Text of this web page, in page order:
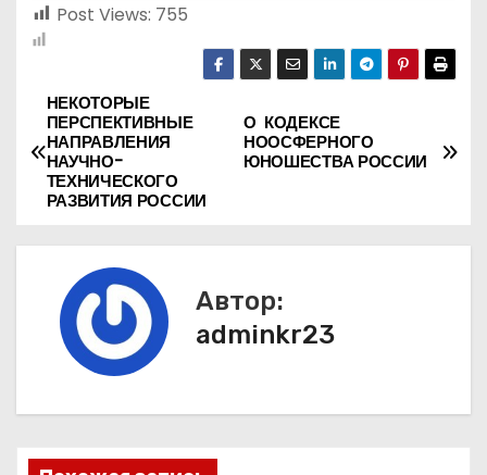
Post Views: 755
Н
а
в
и
О КОДЕКСЕ
НООСФЕРНОГО
ЮНОШЕСТВА РОССИИ
НЕКОТОРЫЕ
ПЕРСПЕКТИВНЫЕ
НАПРАВЛЕНИЯ
НАУЧНО-
ТЕХНИЧЕСКОГО
РАЗВИТИЯ РОССИИ
Автор:
adminkr23